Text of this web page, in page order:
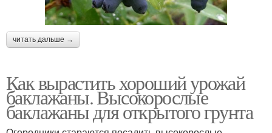
читать дальше →
Как вырастить хороший урожай
баклажаны. Высокорослые
баклажаны для открытого грунта